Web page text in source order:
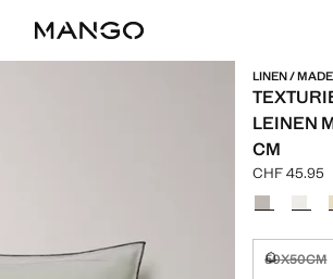
LINEN /
LEINEN
CM
Aktueller
CHF 45.95
Wählen Sie
50X50CM